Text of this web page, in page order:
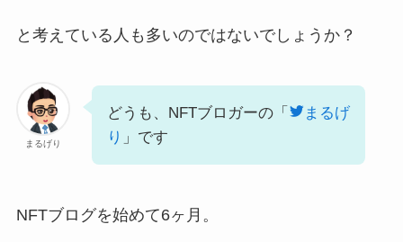
と考えている人も多いのではないでしょうか？
まるげり
どうも、NFTブロガーの「
まるげ
り 」です
NFTブログを始めて6ヶ月。